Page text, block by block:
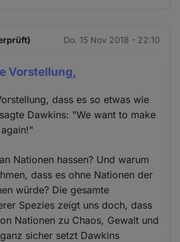
Do. 15 Nov 2018 - 22:10
Vorstellung,
dass es so etwas wie
Dawkins: "We want to make
Nationen hassen? Und warum
dass es ohne Nationen der
würde? Die gesamte
Spezies zeigt uns doch, dass
Nationen zu Chaos, Gewalt und
sicher setzt Dawkins